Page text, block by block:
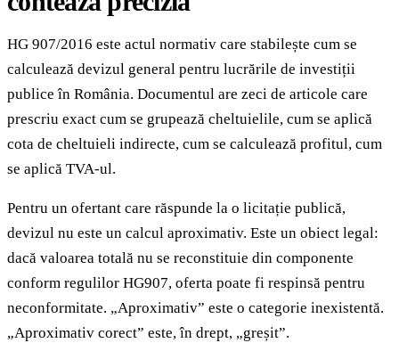
HG 907/2016 este actul normativ care stabilește cum se
calculează devizul general pentru lucrările de investiții
publice în România. Documentul are zeci de articole care
prescriu exact cum se grupează cheltuielile, cum se aplică
cota de cheltuieli indirecte, cum se calculează profitul, cum
se aplică TVA-ul.
Pentru un ofertant care răspunde la o licitație publică,
devizul nu este un calcul aproximativ. Este un obiect legal:
dacă valoarea totală nu se reconstituie din componente
conform regulilor HG907, oferta poate fi respinsă pentru
neconformitate. „Aproximativ” este o categorie inexistentă.
„Aproximativ corect” este, în drept, „greșit”.